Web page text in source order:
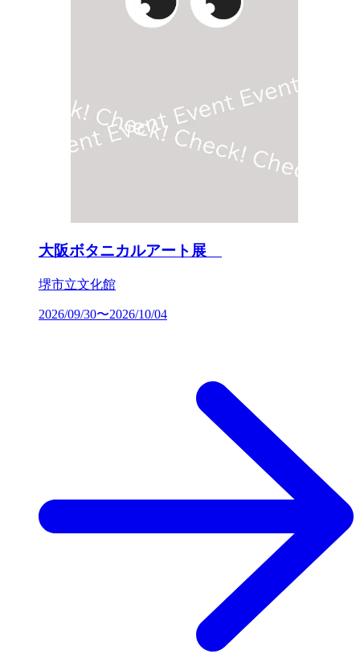
大阪ボタニカルアート展
堺市立文化館
2026/09/30〜2026/10/04